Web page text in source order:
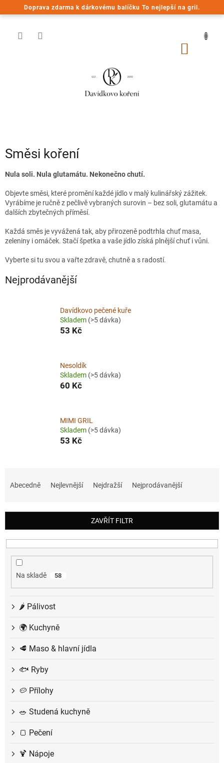
Doprava zdarma k dárkovému balíčku To nejlepší na gril.
na
Směsi koření
Nula soli. Nula glutamátu. Nekonečno chutí.
Objevte směsi, které promění každé jídlo v malý kulinářský zážitek.
Vyrábíme je ručně z pečlivě vybraných surovin – bez soli, glutamátu a
dalších zbytečných příměsí.
Každá směs je vyvážená tak, aby přirozeně podtrhla chuť masa,
zeleniny i omáček. Stačí špetka a vaše jídlo získá plnější chuť i vůni.
Vyberte si tu svou a vařte zdravě, chutně a s radostí.
Nejprodávanější
Davídkovo pečené kuře
Skladem (>5 dávka)
53 Kč
Nesoldík
Skladem (>5 dávka)
60 Kč
MIMI GRIL
Skladem (>5 dávka)
53 Kč
í
p
r
Abecedně Nejlevnější Nejdražší Nejprodávanější
ZAVŘÍT FILTR
Na skladě 58
🌶️ Pálivost
🌍 Kuchyně
🥩 Maso & hlavní jídla
🐟 Ryby
🥔 Přílohy
🥗 Studená kuchyně
🍞 Pečení
🍹 Nápoje